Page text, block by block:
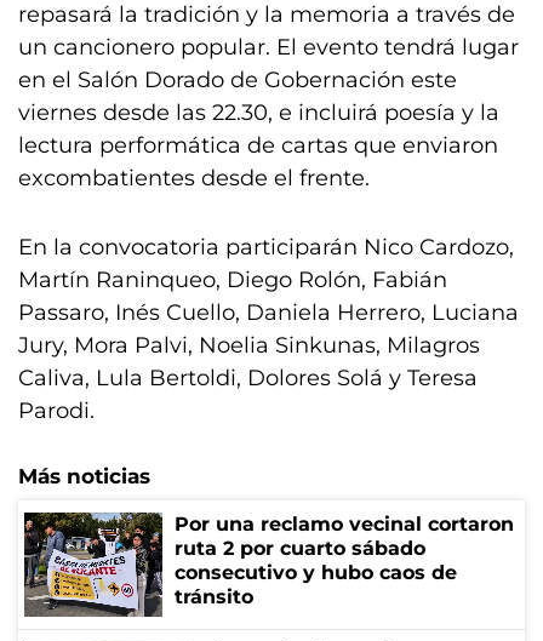
repasará la tradición y la memoria a través de
un cancionero popular. El evento tendrá lugar
en el Salón Dorado de Gobernación este
viernes desde las 22.30, e incluirá poesía y la
lectura performática de cartas que enviaron
excombatientes desde el frente.
En la convocatoria participarán Nico Cardozo,
Martín Raninqueo, Diego Rolón, Fabián
Passaro, Inés Cuello, Daniela Herrero, Luciana
Jury, Mora Palvi, Noelia Sinkunas, Milagros
Caliva, Lula Bertoldi, Dolores Solá y Teresa
Parodi.
Más noticias
Por una reclamo vecinal cortaron
ruta 2 por cuarto sábado
consecutivo y hubo caos de
tránsito